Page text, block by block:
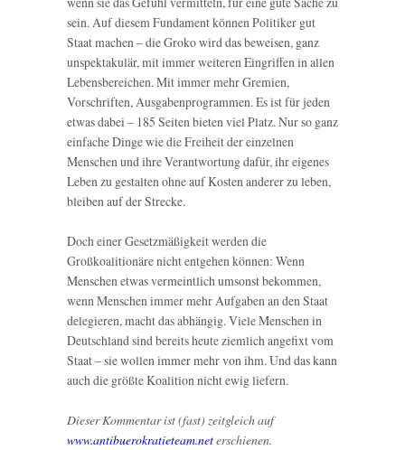
sein. Auf diesem Fundament können Politiker gut
Staat machen – die Groko wird das beweisen, ganz
unspektakulär, mit immer weiteren Eingriffen in allen
Lebensbereichen. Mit immer mehr Gremien,
Vorschriften, Ausgabenprogrammen. Es ist für jeden
etwas dabei – 185 Seiten bieten viel Platz. Nur so ganz
einfache Dinge wie die Freiheit der einzelnen
Menschen und ihre Verantwortung dafür, ihr eigenes
Leben zu gestalten ohne auf Kosten anderer zu leben,
bleiben auf der Strecke.
Doch einer Gesetzmäßigkeit werden die
Großkoalitionäre nicht entgehen können: Wenn
Menschen etwas vermeintlich umsonst bekommen,
wenn Menschen immer mehr Aufgaben an den Staat
delegieren, macht das abhängig. Viele Menschen in
Deutschland sind bereits heute ziemlich angefixt vom
Staat – sie wollen immer mehr von ihm. Und das kann
auch die größte Koalition nicht ewig liefern.
Dieser Kommentar ist (fast) zeitgleich auf
www.antibuerokratieteam.neterschienen.